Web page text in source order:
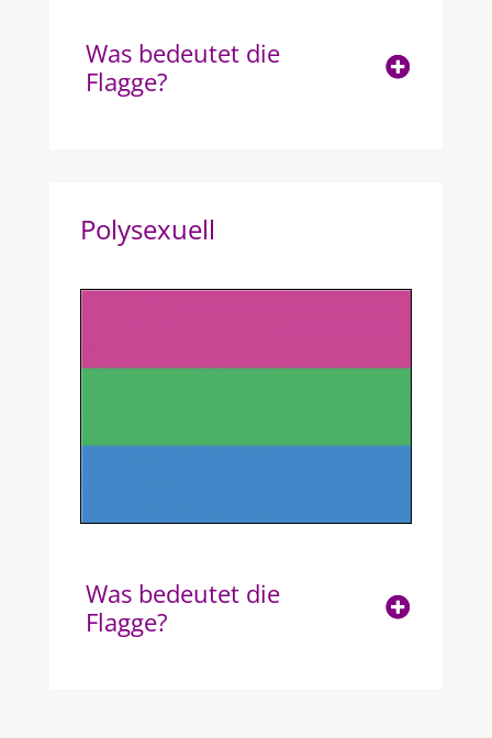
Was bedeutet die
Flagge?
Polysexuell
Was bedeutet die
Flagge?